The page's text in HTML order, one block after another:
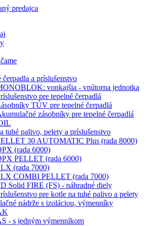
čerpadla a príslušenstvo
vonkajšia - vnútorna jednotka
pre tepelné čerpadlá
TÚV pre tepelné čerpadlá
zásobníky pre tepelné čerpadlá
tuhé palivo, pelety a príslušenstvo
30 AUTOMATIC Plus (rada 8000)
(rada 6000)
PELLET (rada 6000)
(rada 7000)
COMBI PELLET (rada 7000)
Solid FIRE (FS) - náhradné diely
pre kotle na tuhé palivo a pelety
nádrže s izoláciou, výmenníky
- s jedným výmenníkom